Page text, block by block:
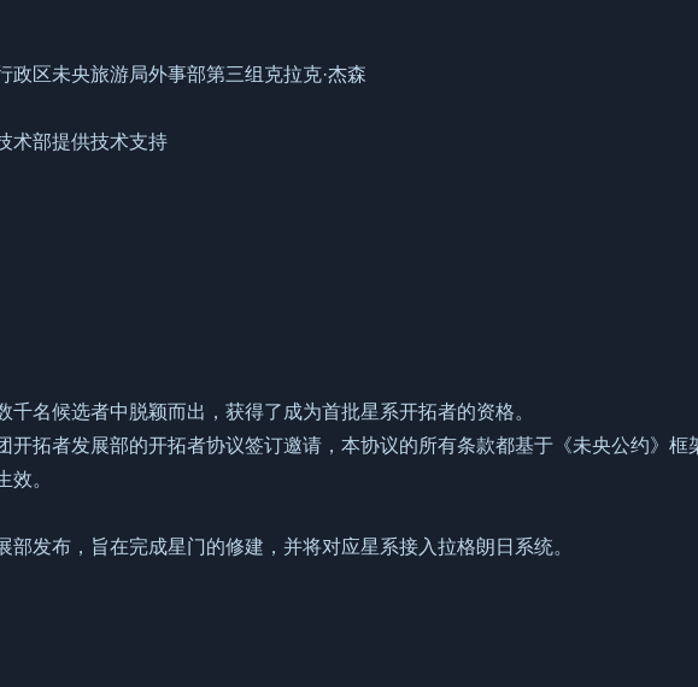
政区未央旅游局外事部第三组克拉克·杰森
术部提供技术支持
千名候选者中脱颖而出，获得了成为首批星系开拓者的资格。
开拓者发展部的开拓者协议签订邀请，本协议的所有条款都基于《未央公约》
效。
部发布，旨在完成星门的修建，并将对应星系接入拉格朗日系统。